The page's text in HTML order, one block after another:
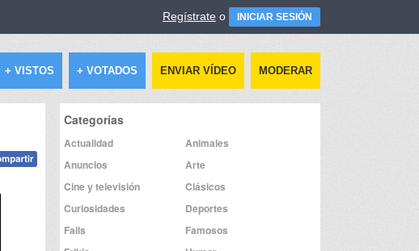
Regístrate o INICIAR SESIÓN
+ VISTOS + VOTADOS ENVIAR VÍDEO MODERAR
Categorías
Actualidad
Animales
Anuncios
Arte
Cine y televisión
Clásicos
Curiosidades
Deportes
Fails
Famosos